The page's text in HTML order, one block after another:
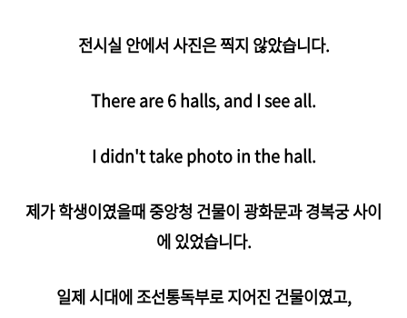
전시실 안에서 사진은 찍지 않았습니다.
There are 6 halls, and I see all.
I didn't take photo in the hall.
제가 학생이였을때 중앙청 건물이 광화문과 경복궁 사이
에 있었습니다.
일제 시대에 조선통독부로 지어진 건물이였고,